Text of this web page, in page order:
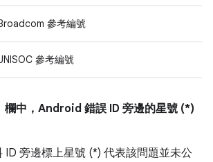
參考編號
參考編號
欄中，Android 錯誤 ID 旁邊的星號 (*)
ID 旁邊標上星號 (*) 代表該問題並未公